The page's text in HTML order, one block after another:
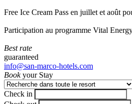
Free Ice Cream Pass en juillet et août
Participation au programme Vital
Best rate
guaranteed
info@san-marco-hotels.com
Bookyour Stay
Check in